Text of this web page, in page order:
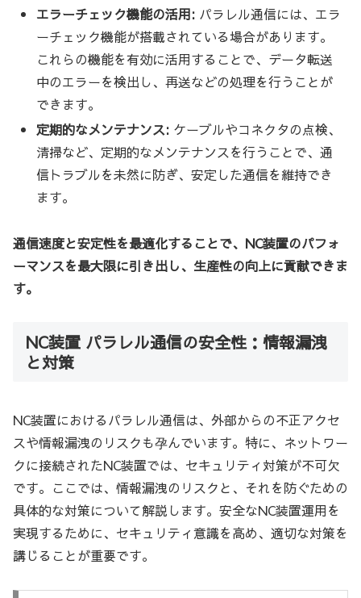
エラーチェック機能の活用: パラレル通信には、エラ
ーチェック機能が搭載されている場合があります。
これらの機能を有効に活用することで、データ転送
中のエラーを検出し、再送などの処理を行うことが
できます。
定期的なメンテナンス: ケーブルやコネクタの点検、
清掃など、定期的なメンテナンスを行うことで、通
信トラブルを未然に防ぎ、安定した通信を維持でき
ます。
通信速度と安定性を最適化することで、NC装置のパフォ
ーマンスを最大限に引き出し、生産性の向上に貢献できま
す。
NC装置 パラレル通信の安全性：情報漏洩
と対策
NC装置におけるパラレル通信は、外部からの不正アクセ
スや情報漏洩のリスクも孕んでいます。特に、ネットワー
クに接続されたNC装置では、セキュリティ対策が不可欠
です。ここでは、情報漏洩のリスクと、それを防ぐための
具体的な対策について解説します。安全なNC装置運用を
実現するために、セキュリティ意識を高め、適切な対策を
講じることが重要です。